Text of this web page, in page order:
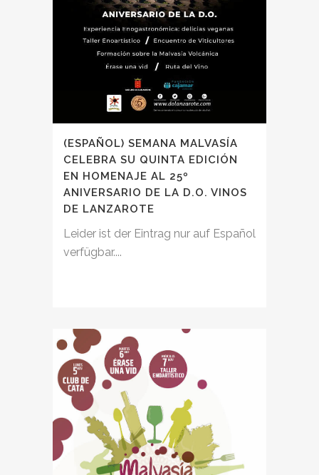
(ESPAÑOL) SEMANA MALVASÍA
CELEBRA SU QUINTA EDICIÓN
EN HOMENAJE AL 25º
ANIVERSARIO DE LA D.O. VINOS
DE LANZAROTE
Leider ist der Eintrag nur auf Español
verfügbar....